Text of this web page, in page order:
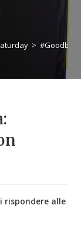
>
rispondere alle